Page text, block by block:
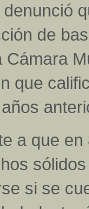
de
Cámara
que
a que
si se